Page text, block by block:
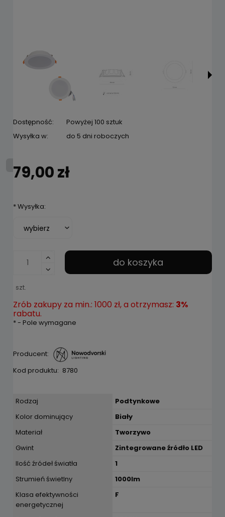
Dostępność:
Powyżej 100 sztuk
Wysyłka w:
do 5 dni roboczych
79,00 zł
*Wysyłka:
szt.
do koszyka
Zrób zakupy za min.: 1000 zł, a otrzymasz: 3%
rabatu.
*- Pole wymagane
Producent:
Kod produktu: 8780
Rodzaj
Podtynkowe
Kolor dominujący
Biały
Materiał
Tworzywo
Gwint
Zintegrowane źródło LED
Ilość źródeł światła
1
Strumień świetlny
1000lm
Klasa efektywności
energetycznej
F